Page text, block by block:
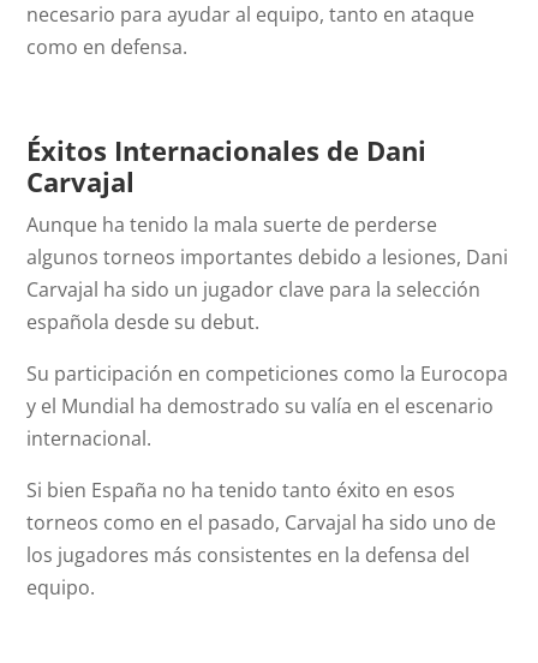
necesario para ayudar al equipo, tanto en ataque
como en defensa.
Éxitos Internacionales de Dani
Carvajal
Aunque ha tenido la mala suerte de perderse
algunos torneos importantes debido a lesiones, Dani
Carvajal ha sido un jugador clave para la selección
española desde su debut.
Su participación en competiciones como la Eurocopa
y el Mundial ha demostrado su valía en el escenario
internacional.
Si bien España no ha tenido tanto éxito en esos
torneos como en el pasado, Carvajal ha sido uno de
los jugadores más consistentes en la defensa del
equipo.